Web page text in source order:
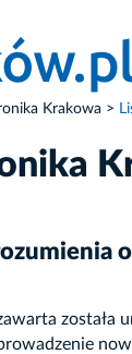
Krakowa
została